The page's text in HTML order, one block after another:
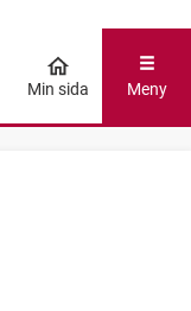
Min sida Meny